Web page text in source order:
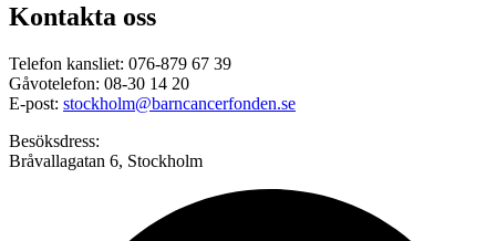
Kontakta oss
Telefon kansliet: 076-879 67 39
Gåvotelefon: 08-30 14 20
E-post: stockholm@barncancerfonden.se
Besöksdress:
Bråvallagatan 6, Stockholm